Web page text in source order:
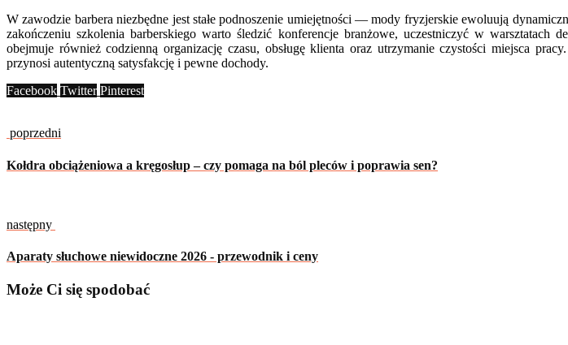
W zawodzie barbera niezbędne jest stałe podnoszenie umiejętności — mody fryzjerskie ewoluują
zakończeniu szkolenia barberskiego warto śledzić konferencje branżowe, uczestniczyć w warsztatach
obejmuje również codzienną organizację czasu, obsługę klienta oraz utrzymanie czystości miejsca
przynosi autentyczną satysfakcję i pewne dochody.
Facebook Twitter Pinterest
poprzedni
Kołdra obciążeniowa a kręgosłup – czy pomaga na ból pleców i poprawia sen?
następny
Aparaty słuchowe niewidoczne 2026 - przewodnik i ceny
Może Ci się spodobać